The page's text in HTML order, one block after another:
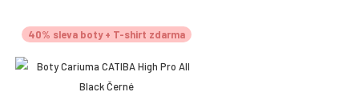
40% sleva boty + T-shirt zdarma